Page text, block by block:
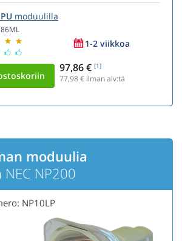
moduulilla
1-2 viikkoa
97,86 € [1]
77,98€ ilman alv:tä
moduulia
NP200
NP10LP